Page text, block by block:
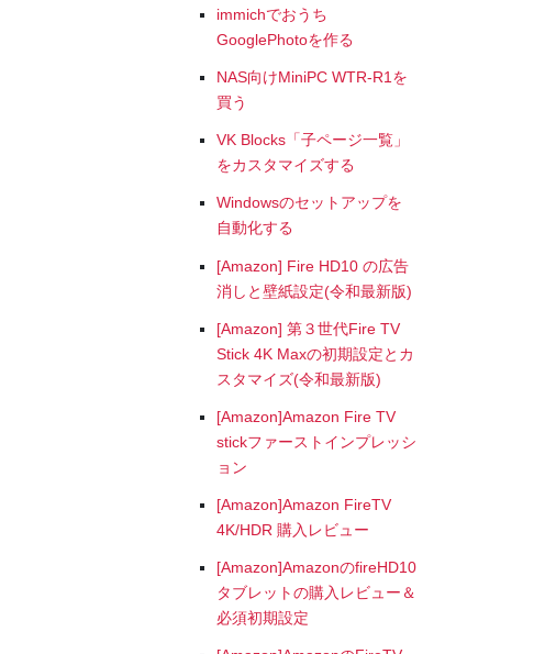
immichでおうち
GooglePhotoを作る
NAS向けMiniPC WTR-R1を
買う
VK Blocks「子ページ一覧」
をカスタマイズする
Windowsのセットアップを
自動化する
[Amazon] Fire HD10 の広告
消しと壁紙設定(令和最新版)
[Amazon] 第３世代Fire TV
Stick 4K Maxの初期設定とカ
スタマイズ(令和最新版)
[Amazon]Amazon Fire TV
stickファーストインプレッシ
ョン
[Amazon]Amazon FireTV
4K/HDR 購入レビュー
[Amazon]AmazonのfireHD10
タブレットの購入レビュー＆
必須初期設定